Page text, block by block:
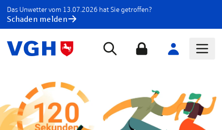
Das Unwetter vom 13.07.2026 hat Sie getroffen?
Schaden melden